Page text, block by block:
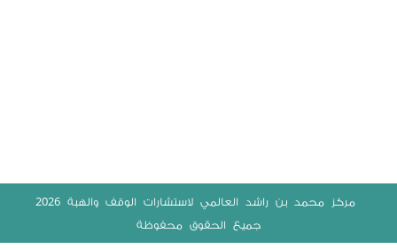
‫ مركز محمد بن راشد العالمي لاستشارات الوقف والهبة2026
جميع الحقوق محفوظة